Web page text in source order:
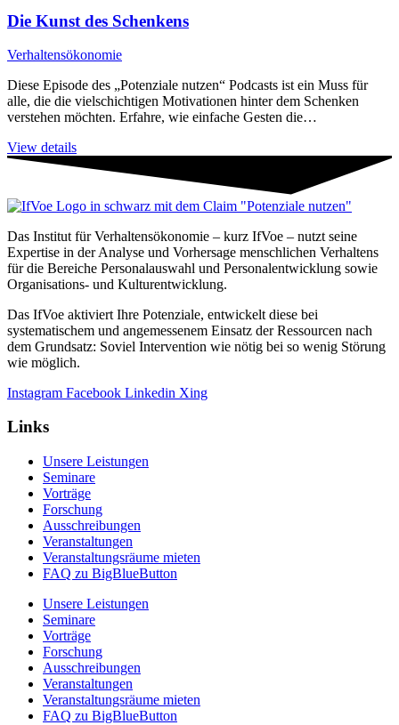
Die Kunst des Schenkens
Verhaltensökonomie
Diese Episode des „Potenziale nutzen“ Podcasts ist ein Muss für
alle, die die vielschichtigen Motivationen hinter dem Schenken
verstehen möchten. Erfahre, wie einfache Gesten die…
View details
Das Institut für Verhaltensökonomie – kurz IfVoe – nutzt seine
Expertise in der Analyse und Vorhersage menschlichen Verhaltens
für die Bereiche Personal­auswahl und Personal­entwicklung sowie
Organisations- und Kultur­entwicklung.
Das IfVoe aktiviert Ihre Potenziale, entwickelt diese bei
systematischem und angemessenem Einsatz der Ressourcen nach
dem Grundsatz: Soviel Intervention wie nötig bei so wenig Störung
wie möglich.
Instagram Facebook Linkedin Xing
Links
Unsere Leistungen
Seminare
Vorträge
Forschung
Ausschreibungen
Veranstaltungen
Veranstaltungs­räume mieten
FAQ zu BigBlueButton
Unsere Leistungen
Seminare
Vorträge
Forschung
Ausschreibungen
Veranstaltungen
Veranstaltungs­räume mieten
FAQ zu BigBlueButton